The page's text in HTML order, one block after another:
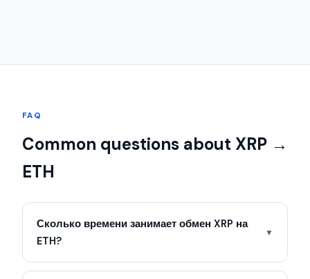
FAQ
Common questions about XRP →
ETH
Сколько времени занимает обмен XRP на
ETH?
▼